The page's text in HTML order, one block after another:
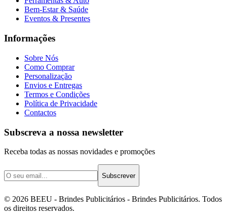
Bem-Estar & Saúde
Eventos & Presentes
Informações
Sobre Nós
Como Comprar
Personalização
Envios e Entregas
Termos e Condições
Política de Privacidade
Contactos
Subscreva a nossa newsletter
Receba todas as nossas novidades e promoções
Subscrever
© 2026 BEEU - Brindes Publicitários - Brindes Publicitários. Todos
os direitos reservados.